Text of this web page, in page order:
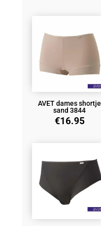
AVET dames shortje
sand 3844
€16.95